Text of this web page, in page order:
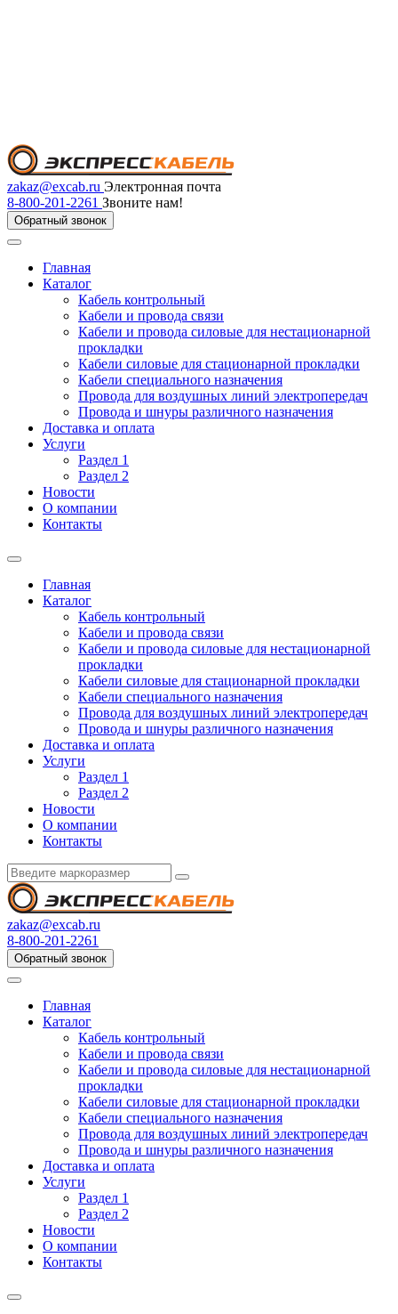
zakaz@excab.ru Электронная почта
8-800-201-2261 Звоните нам!
Обратный звонок
Главная
Каталог
Кабель контрольный
Кабели и провода связи
Кабели и провода силовые для нестационарной
прокладки
Кабели силовые для стационарной прокладки
Кабели специального назначения
Провода для воздушных линий электропередач
Провода и шнуры различного назначения
Доставка и оплата
Услуги
Раздел 1
Раздел 2
Новости
О компании
Контакты
Главная
Каталог
Кабель контрольный
Кабели и провода связи
Кабели и провода силовые для нестационарной
прокладки
Кабели силовые для стационарной прокладки
Кабели специального назначения
Провода для воздушных линий электропередач
Провода и шнуры различного назначения
Доставка и оплата
Услуги
Раздел 1
Раздел 2
Новости
О компании
Контакты
zakaz@excab.ru
8-800-201-2261
Обратный звонок
Главная
Каталог
Кабель контрольный
Кабели и провода связи
Кабели и провода силовые для нестационарной
прокладки
Кабели силовые для стационарной прокладки
Кабели специального назначения
Провода для воздушных линий электропередач
Провода и шнуры различного назначения
Доставка и оплата
Услуги
Раздел 1
Раздел 2
Новости
О компании
Контакты